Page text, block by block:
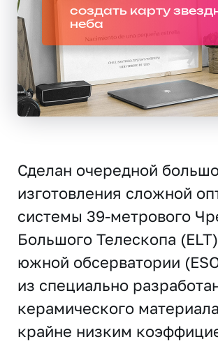
создать карту
неба
Сделан очередной
изготовления сложной
системы 39-метрового
Большого Телескопа
южной обсерватории
из специально
керамического
крайне низким